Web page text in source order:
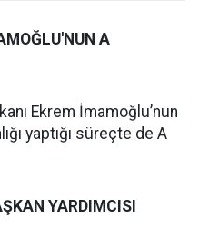
A
Ekrem İmamoğlu’nun
yaptığı süreçte de A
YARDIMCISI